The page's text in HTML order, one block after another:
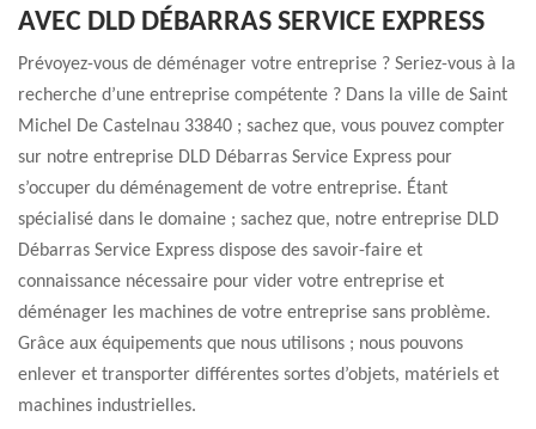
AVEC DLD DÉBARRAS SERVICE EXPRESS
Prévoyez-vous de déménager votre entreprise ? Seriez-vous à la
recherche d’une entreprise compétente ? Dans la ville de Saint
Michel De Castelnau 33840 ; sachez que, vous pouvez compter
sur notre entreprise DLD Débarras Service Express pour
s’occuper du déménagement de votre entreprise. Étant
spécialisé dans le domaine ; sachez que, notre entreprise DLD
Débarras Service Express dispose des savoir-faire et
connaissance nécessaire pour vider votre entreprise et
déménager les machines de votre entreprise sans problème.
Grâce aux équipements que nous utilisons ; nous pouvons
enlever et transporter différentes sortes d’objets, matériels et
machines industrielles.